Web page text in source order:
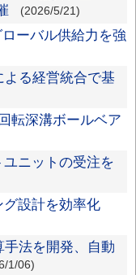
(2026/5/21)
ーバル供給力を強
よる経営統合で基
転深溝ボールベア
ニットの受注を
設計を効率化
法を開発、自動
1/06)